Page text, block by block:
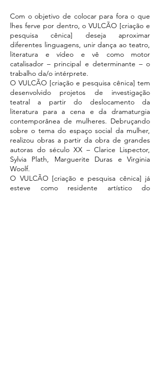
Com o objetivo de colocar para fora o que
lhes ferve por dentro, o VULCÃO [criação e
pesquisa cênica] deseja aproximar
diferentes linguagens, unir dança ao teatro,
literatura e vídeo e vê como motor
catalisador – principal e determinante – o
trabalho da/o intérprete.
O VULCÃO [criação e pesquisa cênica] tem
desenvolvido projetos de investigação
teatral a partir do deslocamento da
literatura para a cena e da dramaturgia
contemporânea de mulheres. Debruçando
sobre o tema do espaço social da mulher,
realizou obras a partir da obra de grandes
autoras do século XX – Clarice Lispector,
Sylvia Plath, Marguerite Duras e Virginia
Woolf.
O VULCÃO [criação e pesquisa cênica] já
esteve como residente artístico do